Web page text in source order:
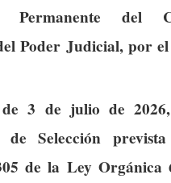
Permanente del
Poder Judicial, por el
de 3 de julio de
de Selección
de la Ley Orgánica